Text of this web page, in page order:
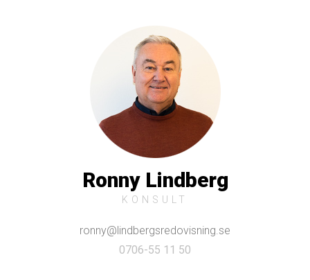
Ronny Lindberg
KONSULT
ronny@lindbergsredovisning.se
0706-55 11 50